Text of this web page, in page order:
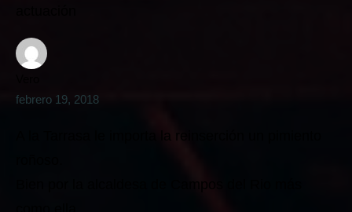
febrero 19, 2018